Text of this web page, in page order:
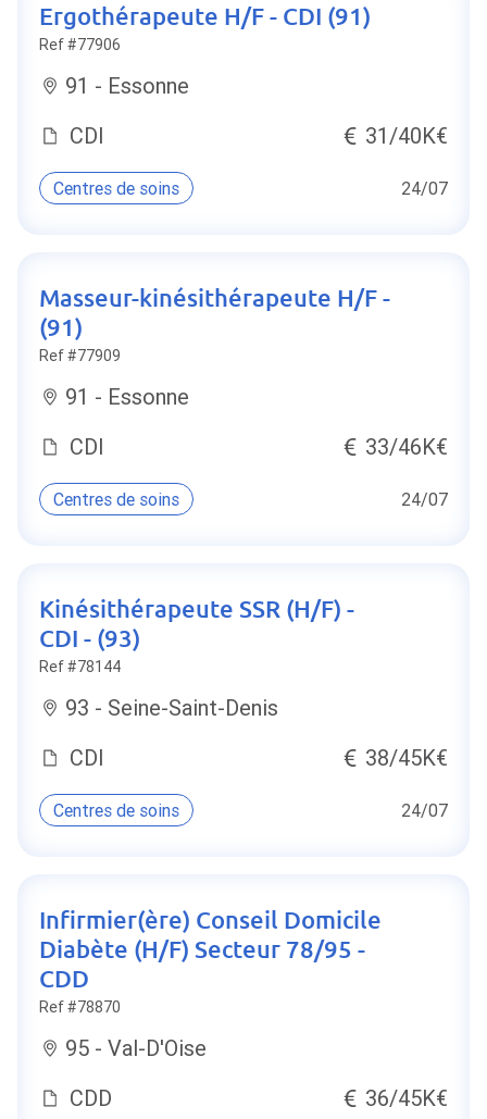
Ergothérapeute H/F - CDI (91)
Ref #77906
91 - Essonne
CDI
31/40K€
Centres de soins 24/07
Masseur-kinésithérapeute H/F -
(91)
Ref #77909
91 - Essonne
CDI
33/46K€
Centres de soins 24/07
Kinésithérapeute SSR (H/F) -
CDI - (93)
Ref #78144
93 - Seine-Saint-Denis
CDI
38/45K€
Centres de soins 24/07
Infirmier(ère) Conseil Domicile
Diabète (H/F) Secteur 78/95 -
CDD
Ref #78870
95 - Val-D'Oise
CDD
36/45K€